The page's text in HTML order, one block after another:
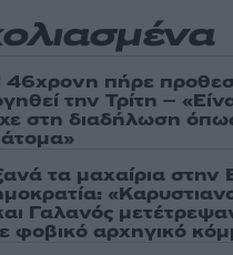
πήρε
την Τρίτη –
στη διαδήλωση
τα μαχαίρια στην
Γαλανός
φοβικό αρχηγικό